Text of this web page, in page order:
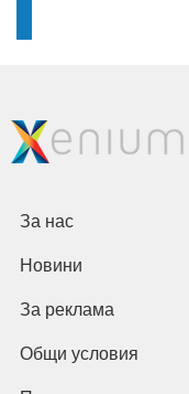
За нас
Новини
За реклама
Общи условия